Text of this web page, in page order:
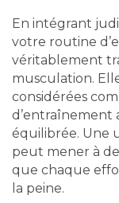
En intégrant
votre routine
véritablement
musculation.
considérées
d’entraînement
équilibrée. Une
peut mener à
que chaque
la peine.